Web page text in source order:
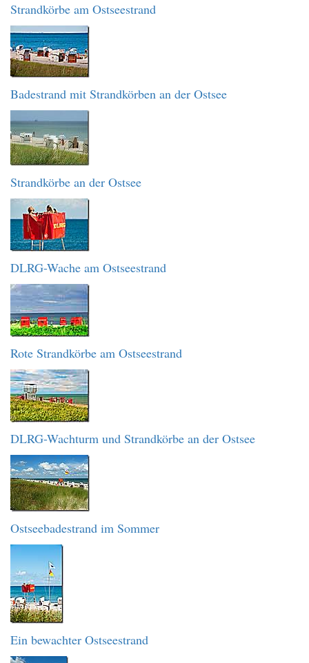
Strandkörbe am Ostseestrand
Badestrand mit Strandkörben an der Ostsee
Strandkörbe an der Ostsee
DLRG-Wache am Ostseestrand
Rote Strandkörbe am Ostseestrand
DLRG-Wachturm und Strandkörbe an der Ostsee
Ostseebadestrand im Sommer
Ein bewachter Ostseestrand